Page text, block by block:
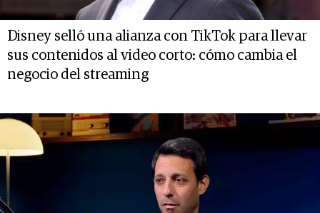
Disney selló una alianza con TikTok para llevar
sus contenidos al video corto: cómo cambia el
negocio del streaming